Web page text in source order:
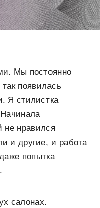
Мы постоянно
появилась
Я стилистка
не нравился
и другие, и работа
попытка
салонах.